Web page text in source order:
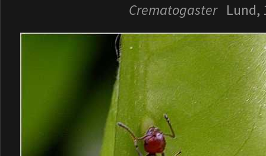
CrematogasterLund,